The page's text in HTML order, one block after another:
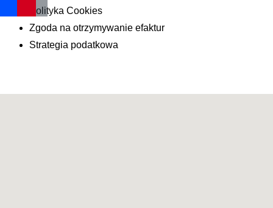
Polityka Cookies
Zgoda na otrzymywanie efaktur
Strategia podatkowa